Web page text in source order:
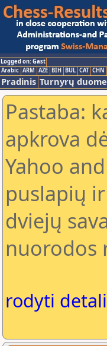
Logged on: Gast
Arabic ARM AZE BIH BUL CAT CHN
Pradinis Turnyrų
Pastaba:
apkrova
Yahoo
puslapių
dviejų
nuorodos
rodyti